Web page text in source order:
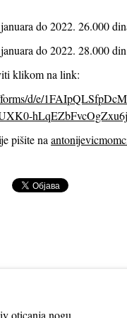
do 2022. 26.000
do 2022. 28.000
klikom na link:
forms/d/e/
pišite na
oticanja nogu